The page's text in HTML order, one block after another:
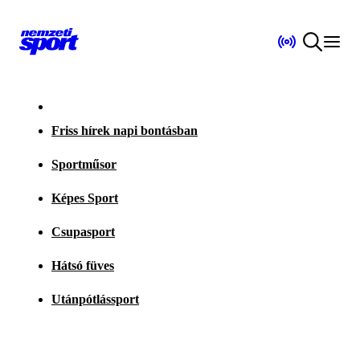
Friss hírek napi bontásban
Sportműsor
Képes Sport
Csupasport
Hátsó füves
Utánpótlássport